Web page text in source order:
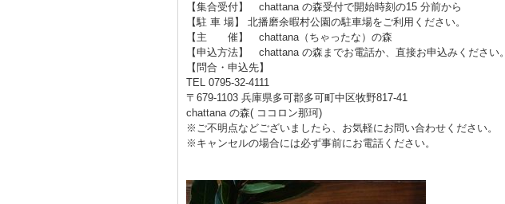
【集合受付】 chattana の森受付で開始時刻の15 分前から
【駐 車 場】 北播磨余暇村公園の駐車場をご利用ください。
【主 催】 chattana（ちゃったな）の森
【申込方法】 chattana の森までお電話か、直接お申込みください。
【問合・申込先】
TEL 0795-32-4111
〒679-1103 兵庫県多可郡多可町中区牧野817-41
chattana の森( ココロン那珂)
※ご不明点などございましたら、お気軽にお問い合わせく ださい。
※キャンセルの場合には必ず事前にお電話ください。